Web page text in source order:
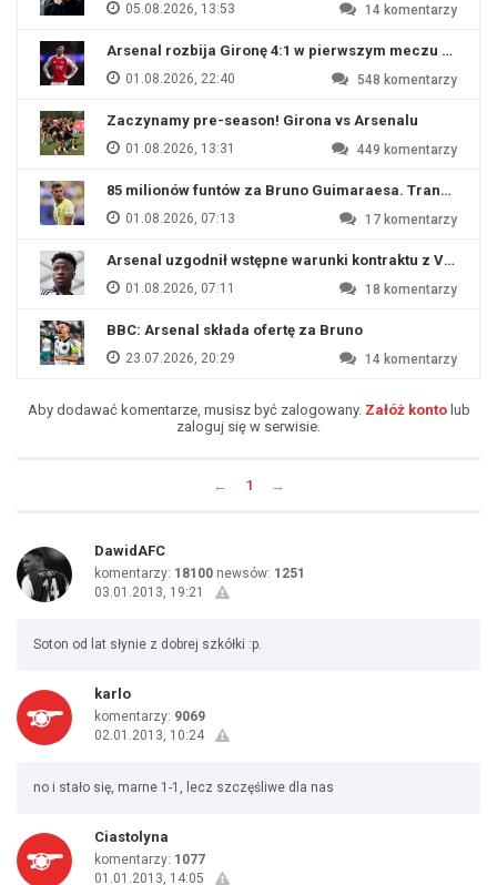
05.08.2026, 13:53 14 komentarzy
Arsenal rozbija Gironę 4:1 w pierwszym meczu
01.08.2026, 22:40 548 komentarzy
Zaczynamy pre-season! Girona vs Arsenalu
01.08.2026, 13:31 449 komentarzy
85 milionów funtów za Bruno Guimaraesa. Transfer
01.08.2026, 07:13 17 komentarzy
Arsenal uzgodnił wstępne warunki kontraktu z
01.08.2026, 07:11 18 komentarzy
BBC: Arsenal składa ofertę za Bruno
23.07.2026, 20:29 14 komentarzy
Aby dodawać komentarze, musisz być zalogowany. Załóż kontolub
zaloguj się w serwisie.
← 1 →
DawidAFC
komentarzy: 18100 newsów: 1251
03.01.2013, 19:21
Soton od lat słynie z dobrej szkółki :p.
karlo
komentarzy: 9069
02.01.2013, 10:24
no i stało się, marne 1-1, lecz szczęśliwe dla nas
Ciastolyna
komentarzy: 1077
01.01.2013, 14:05